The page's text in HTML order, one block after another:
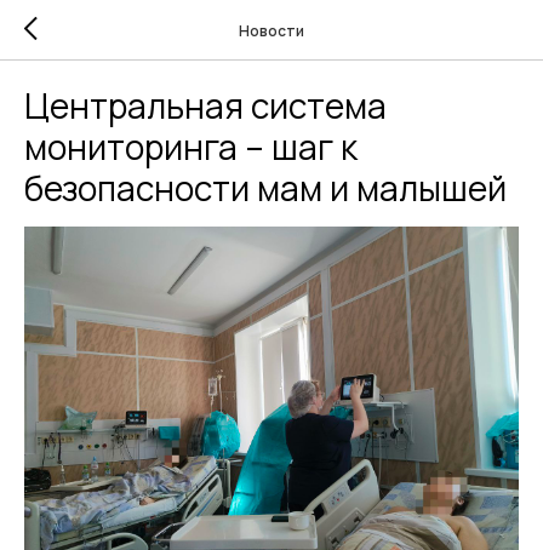
Новости
Центральная система
мониторинга – шаг к
безопасности мам и малышей